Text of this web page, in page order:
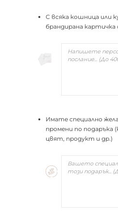
С всяка кошница или
брандирана картичка
Имате специално
промени по подаръка
цвят, продукт и др.)